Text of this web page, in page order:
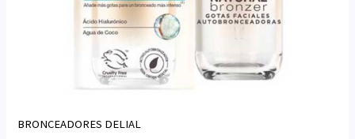
BRONCEADORES DELIAL